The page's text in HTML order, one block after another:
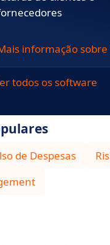
informação sobre
todos os software
de Despesas